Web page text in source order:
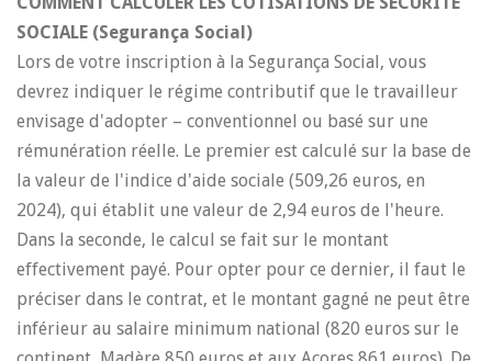
SOCIALE (Segurança Social)
Lors de votre inscription à la Segurança Social, vous
devrez indiquer le régime contributif que le travailleur
envisage d'adopter – conventionnel ou basé sur une
rémunération réelle. Le premier est calculé sur la base de
la valeur de l'indice d'aide sociale (509,26 euros, en
2024), qui établit une valeur de 2,94 euros de l'heure.
Dans la seconde, le calcul se fait sur le montant
effectivement payé. Pour opter pour ce dernier, il faut le
préciser dans le contrat, et le montant gagné ne peut être
inférieur au salaire minimum national (820 euros sur le